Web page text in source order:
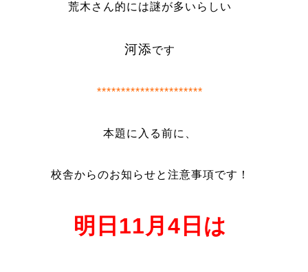
荒木さん的には謎が多いらしい
河添です
**********************
本題に入る前に、
校舎からのお知らせと注意事項です！
明日11月4日は